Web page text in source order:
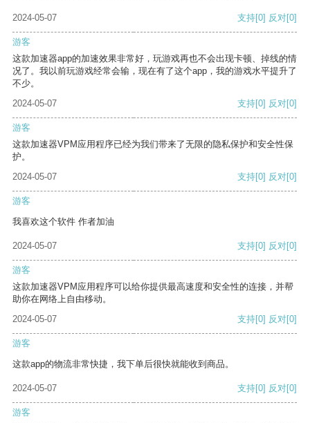
2024-05-07 支持[0] 反对[0]
游客
这款加速器app的加速效果非常好，玩游戏再也不会出现卡顿、掉线的情
况了。我以前玩游戏经常会输，现在有了这个app，我的游戏水平提升了
不少。
2024-05-07
支持[0] 反对[0]
游客
这款加速器VPM应用程序已经为我们带来了无限的隐私保护和安全性保
护。
2024-05-07
支持[0] 反对[0]
游客
我喜欢这个软件 作者加油
2024-05-07 支持[0] 反对[0]
游客
这款加速器VPM应用程序可以给你提供最高速度和安全性的连接，并帮
助你在网络上自由移动。
2024-05-07
支持[0] 反对[0]
游客
这款app的物流非常快捷，我下单后很快就能收到商品。
2024-05-07 支持[0] 反对[0]
游客